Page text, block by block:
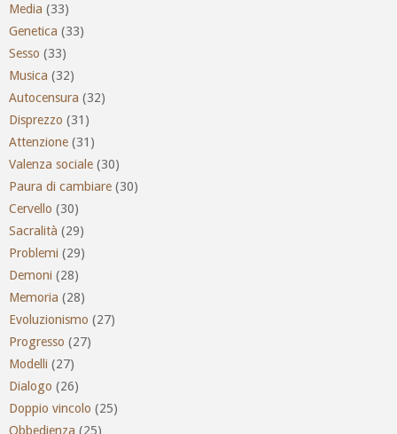
Media (33)
Genetica (33)
Sesso (33)
Musica (32)
Autocensura (32)
Disprezzo (31)
Attenzione (31)
Valenza sociale (30)
Paura di cambiare (30)
Cervello (30)
Sacralità (29)
Problemi (29)
Demoni (28)
Memoria (28)
Evoluzionismo (27)
Progresso (27)
Modelli (27)
Dialogo (26)
Doppio vincolo (25)
Obbedienza (25)